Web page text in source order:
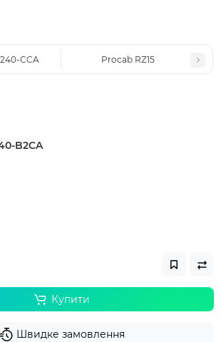
CCA Procab RZ15
B2CA
Купити
Швидке замовлення